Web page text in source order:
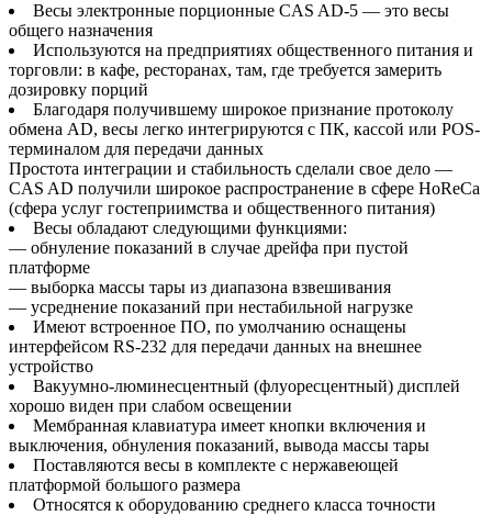
Весы электронные порционные CAS AD-5 — это весы
общего назначения
Используются на предприятиях общественного питания и
торговли: в кафе, ресторанах, там, где требуется замерить
дозировку порций
Благодаря получившему широкое признание протоколу
обмена AD, весы легко интегрируются с ПК, кассой или POS-
терминалом для передачи данных
Простота интеграции и стабильность сделали свое дело —
CAS AD получили широкое распространение в сфере HoReCa
(сфера услуг гостеприимства и общественного питания)
Весы обладают следующими функциями:
— обнуление показаний в случае дрейфа при пустой
платформе
— выборка массы тары из диапазона взвешивания
— усреднение показаний при нестабильной нагрузке
Имеют встроенное ПО, по умолчанию оснащены
интерфейсом RS-232 для передачи данных на внешнее
устройство
Вакуумно-люминесцентный (флуоресцентный) дисплей
хорошо виден при слабом освещении
Мембранная клавиатура имеет кнопки включения и
выключения, обнуления показаний, вывода массы тары
Поставляются весы в комплекте с нержавеющей
платформой большого размера
Относятся к оборудованию среднего класса точности